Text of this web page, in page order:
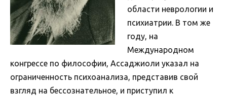
области неврологии и
психиатрии. В том же
году, на
Международном
конгрессе по философии, Ассаджиоли указал на
ограниченность психоанализа, представив свой
взгляд на бессознательное, и приступил к